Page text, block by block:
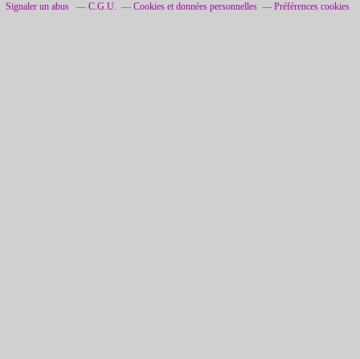
Signaler un abus C.G.U. Cookies et données personnelles Préférences cookies